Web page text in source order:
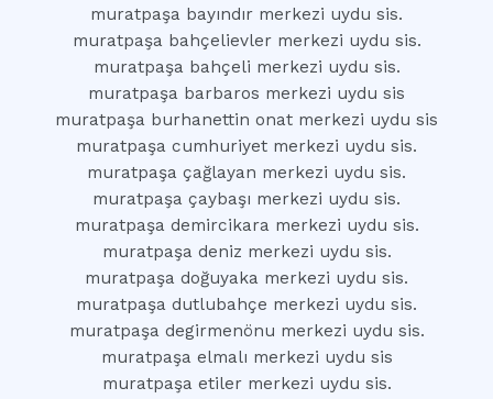
muratpaşa bayındır merkezi uydu sis.
muratpaşa bahçelievler merkezi uydu sis.
muratpaşa bahçeli merkezi uydu sis.
muratpaşa barbaros merkezi uydu sis
muratpaşa burhanettin onat merkezi uydu sis
muratpaşa cumhuriyet merkezi uydu sis.
muratpaşa çağlayan merkezi uydu sis.
muratpaşa çaybaşı merkezi uydu sis.
muratpaşa demircikara merkezi uydu sis.
muratpaşa deniz merkezi uydu sis.
muratpaşa doğuyaka merkezi uydu sis.
muratpaşa dutlubahçe merkezi uydu sis.
muratpaşa degirmenönu merkezi uydu sis.
muratpaşa elmalı merkezi uydu sis
muratpaşa etiler merkezi uydu sis.